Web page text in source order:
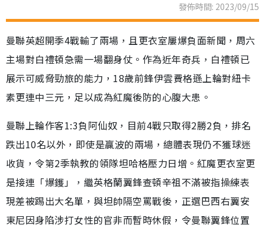
發佈時間: 2023/09/15
曼聯英超開季4戰輸了兩場，且更衣室屢爆負面新聞，周六
主場對白禮頓急需一場翻身仗。作為近年奇兵，白禮頓已
展示可威脅勁旅的能力，18歲前鋒伊雲費格遜上輪對紐卡
素更連中三元，足以成為紅魔後防的心腹大患。
曼聯上輪作客1:3負阿仙奴，目前4戰只取得2勝2負，排名
跌出10名以外，即使是贏波的兩場，總體表現仍不獲球迷
收貨，令第2季執教的領隊坦哈格壓力日增。紅魔更衣室更
是接連「爆鑊」，繼英格蘭翼鋒查頓辛祖不滿被指操練表
現差被踢出大名單，與坦帥隔空罵戰後，正選巴西右翼安
東尼因身陷涉打女性的官非而暫時休假，令曼聯翼鋒位置